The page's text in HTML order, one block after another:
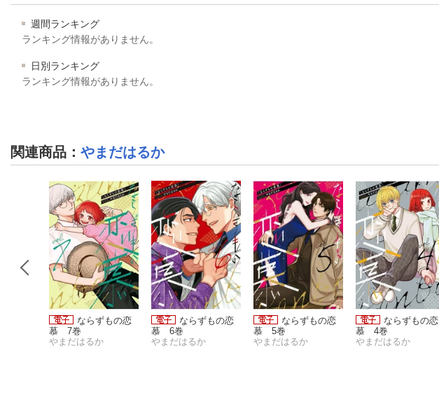
週間ランキング
ランキング情報がありません。
日別ランキング
ランキング情報がありません。
関連商品 ： やまだはるか
ならずもの恋
慕 7巻
やまだはるか
ならずもの恋
慕 6巻
やまだはるか
ならずもの恋
慕 5巻
やまだはるか
ならずもの恋
慕 4巻
やまだはるか